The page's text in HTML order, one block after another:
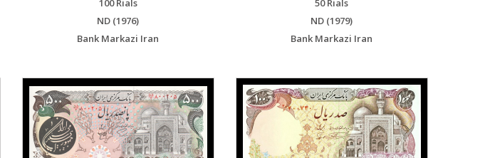
100 Rials
ND (1976)
Bank Markazi Iran
50 Rials
ND (1979)
Bank Markazi Iran